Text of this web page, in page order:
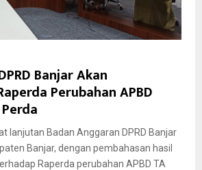
Banjar Akan
Perubahan APBD
lanjutan Badan Anggaran DPRD Banjar
Banjar, dengan pembahasan hasil
Raperda perubahan APBD TA